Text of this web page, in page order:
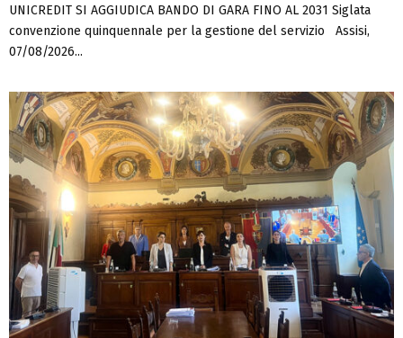
UNICREDIT SI AGGIUDICA BANDO DI GARA FINO AL 2031 Siglata
convenzione quinquennale per la gestione del servizio Assisi,
07/08/2026...